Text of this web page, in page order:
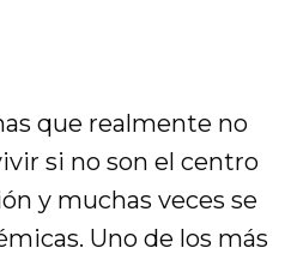
que realmente no
si no son el centro
y muchas veces se
Uno de los más